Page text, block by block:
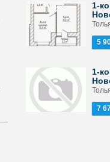
1-
5
1-
7